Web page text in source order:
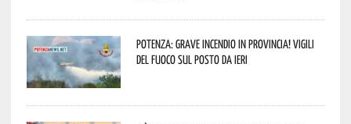
Potenza: grave incendio in Provincia! Vigili
del fuoco sul posto da ieri